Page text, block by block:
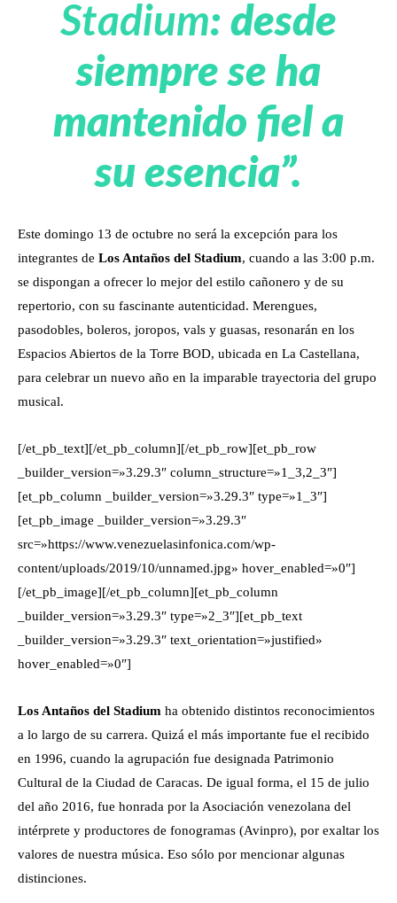
Stadium: desde
siempre se ha
mantenido fiel a
su esencia”.
Este domingo 13 de octubre no será la excepción para los
integrantes de Los Antaños del Stadium, cuando a las 3:00 p.m.
se dispongan a ofrecer lo mejor del estilo cañonero y de su
repertorio, con su fascinante autenticidad. Merengues,
pasodobles, boleros, joropos, vals y guasas, resonarán en los
Espacios Abiertos de la Torre BOD, ubicada en La Castellana,
para celebrar un nuevo año en la imparable trayectoria del grupo
musical.
[/et_pb_text][/et_pb_column][/et_pb_row][et_pb_row
_builder_version=»3.29.3″ column_structure=»1_3,2_3″]
[et_pb_column _builder_version=»3.29.3″ type=»1_3″]
[et_pb_image _builder_version=»3.29.3″
src=»https://www.venezuelasinfonica.com/wp-
content/uploads/2019/10/unnamed.jpg» hover_enabled=»0″]
[/et_pb_image][/et_pb_column][et_pb_column
_builder_version=»3.29.3″ type=»2_3″][et_pb_text
_builder_version=»3.29.3″ text_orientation=»justified»
hover_enabled=»0″]
Los Antaños del Stadium ha obtenido distintos reconocimientos
a lo largo de su carrera. Quizá el más importante fue el recibido
en 1996, cuando la agrupación fue designada Patrimonio
Cultural de la Ciudad de Caracas. De igual forma, el 15 de julio
del año 2016, fue honrada por la Asociación venezolana del
intérprete y productores de fonogramas (Avinpro), por exaltar los
valores de nuestra música. Eso sólo por mencionar algunas
distinciones.